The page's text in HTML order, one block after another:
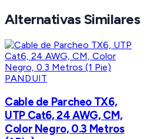
Alternativas Similares
PANDUIT
Cable de Parcheo TX6,
UTP Cat6, 24 AWG, CM,
Color Negro, 0.3 Metros